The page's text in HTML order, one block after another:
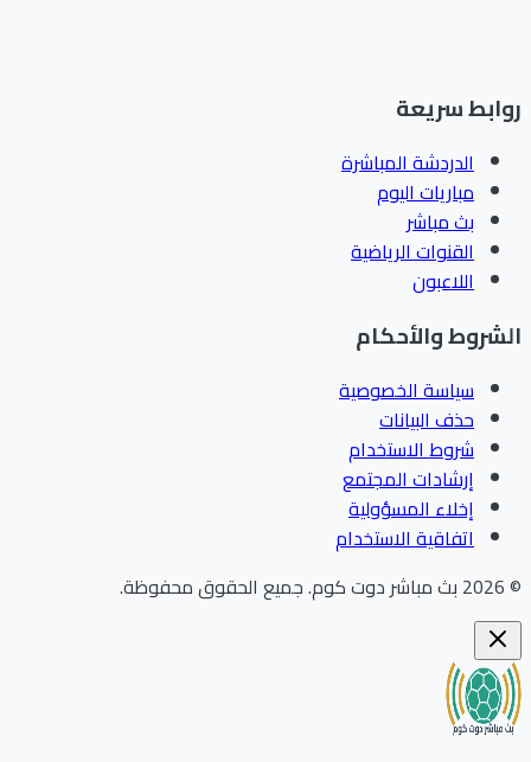
سريعة
الدردشة المباشرة
مباريات اليوم
بث مباشر
القنوات الرياضية
اللاعبون
والأحكام
سياسة الخصوصية
حذف البيانات
شروط الاستخدام
إرشادات المجتمع
إخلاء المسؤولية
اتفاقية الاستخدام
بث مباشر دوت كوم.جميع الحقوق محفوظة.